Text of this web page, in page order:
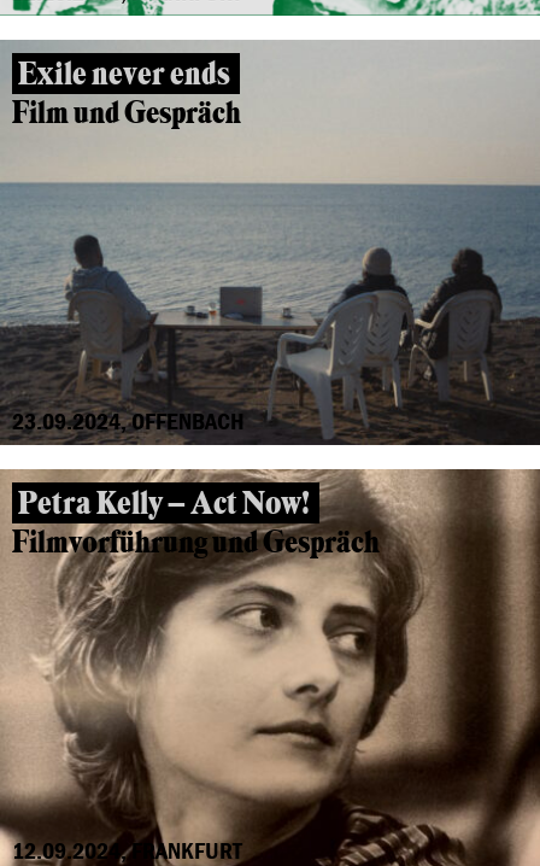
Exile never ends
Film und Gespräch
23.09.2024, OFFENBACH
Petra Kelly – Act Now!
Filmvorführung und Gespräch
12.09.2024, FRANKFURT